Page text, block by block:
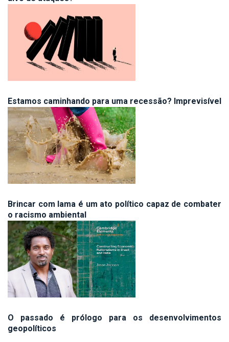
Estamos caminhando para uma recessão? Imprevisível
Brincar com lama é um ato político capaz de combater
o racismo ambiental
O passado é prólogo para os desenvolvimentos
geopolíticos